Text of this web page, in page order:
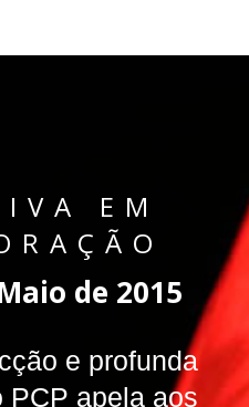
EM
de 2015
e profunda
PCP apela aos